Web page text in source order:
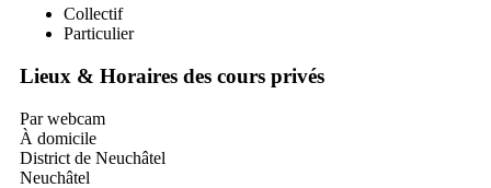
Collectif
Particulier
Lieux & Horaires des cours privés
Par webcam
À domicile
District de Neuchâtel
Neuchâtel